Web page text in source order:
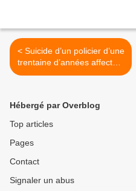
< Suicide d’un policier d’une
trentaine d’années affecté à
Aulnay-sous-Bois
Hébergé par Overblog
Top articles
Pages
Contact
Signaler un abus